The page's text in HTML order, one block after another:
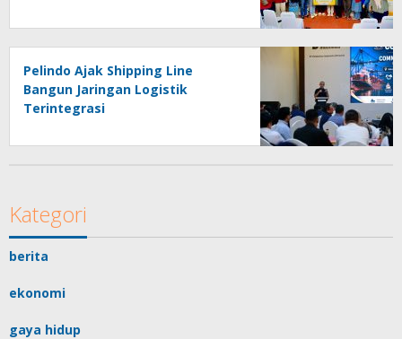
Masyarakat
Pelindo Ajak Shipping Line
Bangun Jaringan Logistik
Terintegrasi
Kategori
berita
ekonomi
gaya hidup